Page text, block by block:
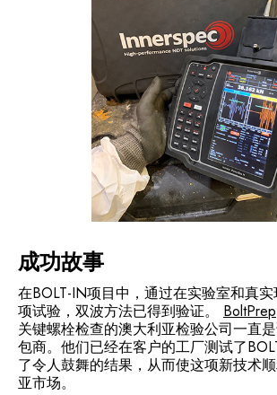
成功故事
在BOLT-IN项目中，通过在实验室和真
项试验，双波方法已得到验证。 BoltPrep
关键螺栓检查的澳大利亚检验公司一直
包商。他们已经在客户的工厂测试了
了令人鼓舞的结果，从而使这项新技术
亚市场。